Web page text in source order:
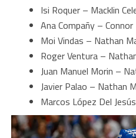
Isi Roquer – Macklin
Ana Compañy –
Moi Vindas – Nathan
Roger Ventura –
Juan Manuel Morin –
Javier Palao – Nathan
Marcos López Del